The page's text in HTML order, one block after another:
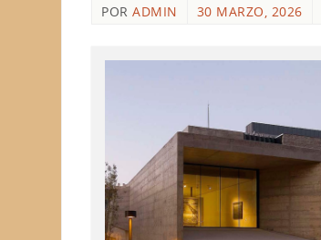
POR ADMIN 30 MARZO, 2026